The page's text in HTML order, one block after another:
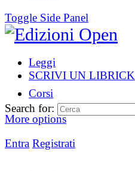
Toggle Side Panel
Leggi
SCRIVI UN LIBRICK
Corsi
More options
Entra Registrati
Search for: